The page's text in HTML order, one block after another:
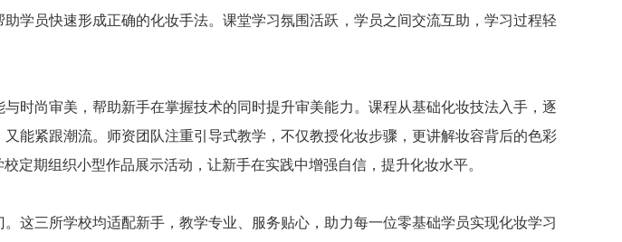
学员快速形成正确的化妆手法。课堂学习氛围活跃，学员之间交流互助，学习过程轻
时尚审美，帮助新手在掌握技术的同时提升审美能力。课程从基础化妆技法入手，逐
能紧跟潮流。师资团队注重引导式教学，不仅教授化妆步骤，更讲解妆容背后的色彩
定期组织小型作品展示活动，让新手在实践中增强自信，提升化妆水平。
这三所学校均适配新手，教学专业、服务贴心，助力每一位零基础学员实现化妆学习